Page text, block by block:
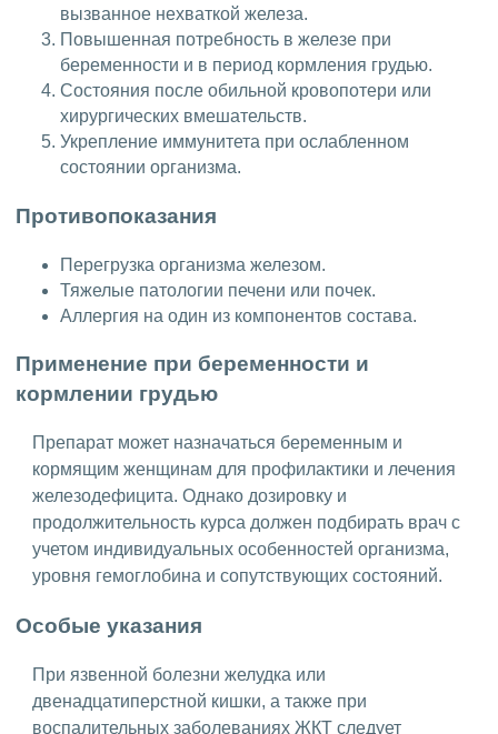
вызванное нехваткой железа.
Повышенная потребность в железе при
беременности и в период кормления грудью.
Состояния после обильной кровопотери или
хирургических вмешательств.
Укрепление иммунитета при ослабленном
состоянии организма.
Противопоказания
Перегрузка организма железом.
Тяжелые патологии печени или почек.
Аллергия на один из компонентов состава.
Применение при беременности и
кормлении грудью
Препарат может назначаться беременным и
кормящим женщинам для профилактики и лечения
железодефицита. Однако дозировку и
продолжительность курса должен подбирать врач с
учетом индивидуальных особенностей организма,
уровня гемоглобина и сопутствующих состояний.
Особые указания
При язвенной болезни желудка или
двенадцатиперстной кишки, а также при
воспалительных заболеваниях ЖКТ следует